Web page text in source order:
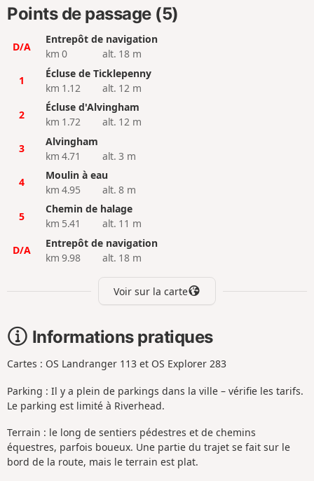
Points de passage (5)
D/A
Entrepôt de navigation
km 0
alt. 18 m
1
Écluse de Ticklepenny
km 1.12
alt. 12 m
2
Écluse d'Alvingham
km 1.72
alt. 12 m
3
Alvingham
km 4.71
alt. 3 m
4
Moulin à eau
km 4.95
alt. 8 m
5
Chemin de halage
km 5.41
alt. 11 m
D/A
Entrepôt de navigation
km 9.98
alt. 18 m
Voir sur la carte
Informations pratiques
Cartes : OS Landranger 113 et OS Explorer 283
Parking : Il y a plein de parkings dans la ville – vérifie les tarifs.
Le parking est limité à Riverhead.
Terrain : le long de sentiers pédestres et de chemins
équestres, parfois boueux. Une partie du trajet se fait sur le
bord de la route, mais le terrain est plat.